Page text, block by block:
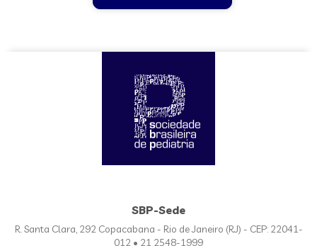
SBP-Sede
R. Santa Clara, 292 Copacabana - Rio de Janeiro (RJ) - CEP: 22041-
012 • 21 2548-1999